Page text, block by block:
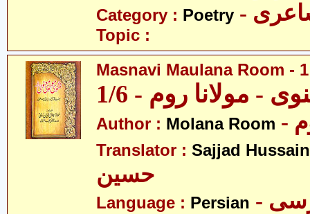
Category : Poetry
Topic :
Masnavi Maulana Room -
- مولانا روم - 1/6
Author : Molana Room
Translator : Sajjad Hussain
حسین
Language : Persian